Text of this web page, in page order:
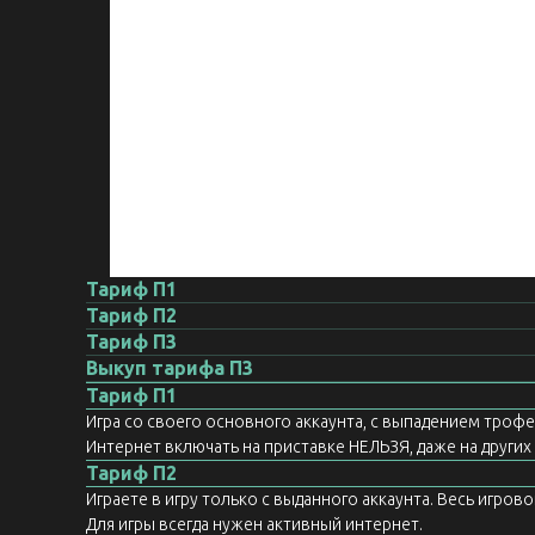
Тариф П1
Тариф П2
Тариф П3
Выкуп тарифа П3
Тариф П1
Игра со своего основного аккаунта, с выпадением
Интернет включать на приставке НЕЛЬЗЯ, даже на
Тариф П2
Играете в игру только с выданного аккаунта. Весь
Для игры всегда нужен активный интернет.